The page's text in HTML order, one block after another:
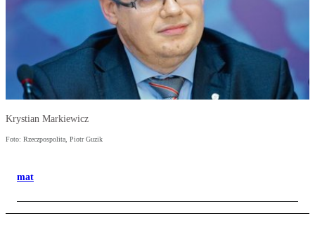
Krystian Markiewicz
Foto: Rzeczpospolita, Piotr Guzik
mat